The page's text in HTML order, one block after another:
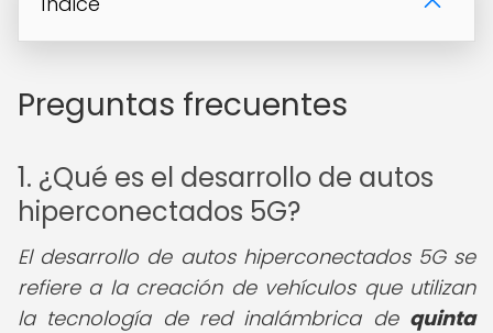
Preguntas frecuentes
1. ¿Qué es el desarrollo de autos
hiperconectados 5G?
El desarrollo de autos hiperconectados 5G se
refiere a la creación de vehículos que utilizan
la tecnología de red inalámbrica de quinta